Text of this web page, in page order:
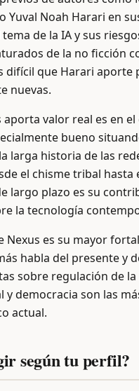
Yuval Noah Harari en
de la IA y sus
de la no ficción
difícil que Harari aporte
nuevas.
aporta valor real es en
bueno
larga historia de las
el chisme tribal hasta
largo plazo es su
la tecnología
Nexus es su mayor
habla del presente y
sobre regulación de la
y democracia son las
actual.
según tu perfil?